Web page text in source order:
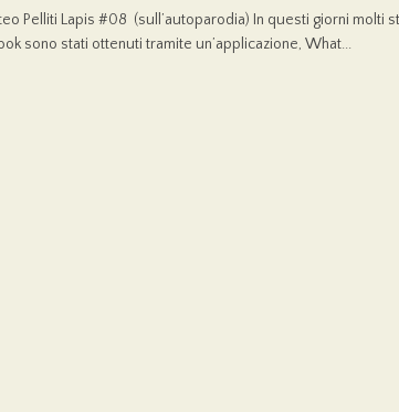
Pelliti Lapis #08 (sull’autoparodia) In questi giorni molti
sono stati ottenuti tramite un’applicazione, What...